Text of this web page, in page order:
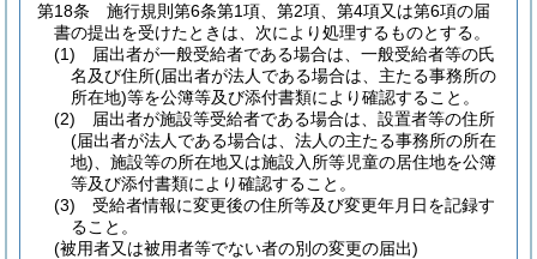
第18条
施行規則第6条第1項、第2項、第4項又は第6項の届
書の提出を受けたときは、次により処理するものとする。
(1)
届出者が一般受給者である場合は、一般受給者等の氏
名及び住所(届出者が法人である場合は、主たる事務所の
所在地)等を公簿等及び添付書類により確認すること。
(2)
届出者が施設等受給者である場合は、設置者等の住所
(届出者が法人である場合は、法人の主たる事務所の所在
地) 、施設等の所在地又は施設入所等児童の居住地を公簿
等及び添付書類により確認すること。
(3)
受給者情報に変更後の住所等及び変更年月日を記録す
ること。
(被用者又は被用者等でない者の別の変更の届出)